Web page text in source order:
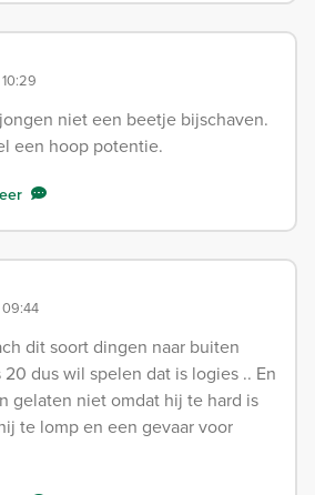
niet een beetje bijschaven.
een hoop potentie.
dit soort dingen naar buiten
dus wil spelen dat is logies .. En
gelaten niet omdat hij te hard is
te lomp en een gevaar voor